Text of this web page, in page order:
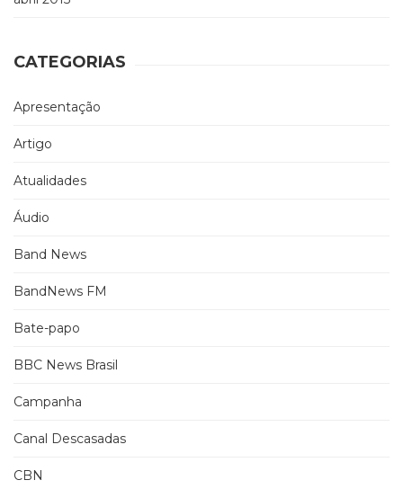
CATEGORIAS
Apresentação
Artigo
Atualidades
Áudio
Band News
BandNews FM
Bate-papo
BBC News Brasil
Campanha
Canal Descasadas
CBN